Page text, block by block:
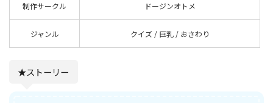
制作サークル ドージンオトメ
ジャンル クイズ / 巨乳 / おさわり
★ストーリー